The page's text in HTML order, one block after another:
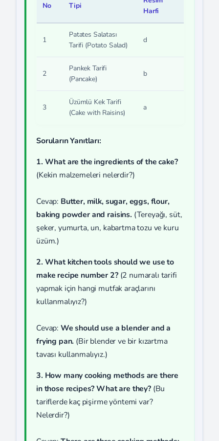
No
Tipi
Harfi
1
Patates Salatası
Tarifi (Potato Salad)
d
2
Pankek Tarifi
(Pancake)
b
3
Üzümlü Kek Tarifi
(Cake with Raisins)
a
Soruların Yanıtları:
1. What are the ingredients of the cake?
(Kekin malzemeleri nelerdir?)
Cevap: Butter, milk, sugar, eggs, flour,
baking powder and raisins. (Tereyağı, süt,
şeker, yumurta, un, kabartma tozu ve kuru
üzüm.)
2. What kitchen tools should we use to
make recipe number 2?(2 numaralı tarifi
yapmak için hangi mutfak araçlarını
kullanmalıyız?)
Cevap: We should use a blender and a
frying pan. (Bir blender ve bir kızartma
tavası kullanmalıyız.)
3. How many cooking methods are there
in those recipes? What are they?(Bu
tariflerde kaç pişirme yöntemi var?
Nelerdir?)